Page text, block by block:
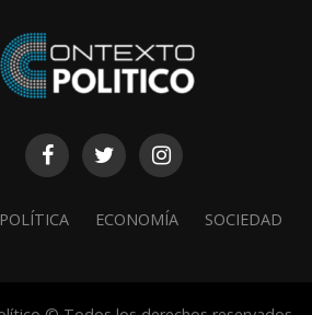
POLÍTICA ECONOMÍA SOCIEDAD